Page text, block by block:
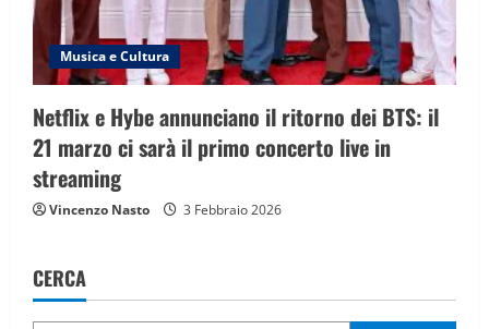
Musica e Cultura
Netflix e Hybe annunciano il ritorno dei BTS: il
21 marzo ci sarà il primo concerto live in
streaming
Vincenzo Nasto 3 Febbraio 2026
CERCA